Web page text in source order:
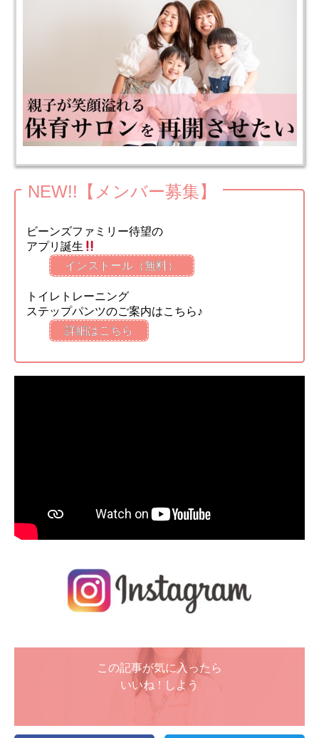
NEW!!【メンバー募集】
ビーンズファミリー待望の
アプリ誕生
インストール（無料）
トイレトレーニング
ステップパンツのご案内はこちら♪
詳細はこちら
この記事が気に入ったら
いいね ! しよう